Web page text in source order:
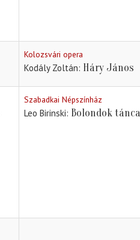
Kolozsvári opera
Kodály Zoltán Háry János
Szabadkai Népszínház
Leo Birinski Bolondok tánca